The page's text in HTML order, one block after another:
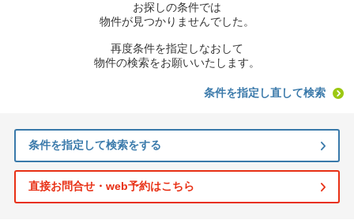
お探しの条件では
物件が見つかりませんでした。
再度条件を指定しなおして
物件の検索をお願いいたします。
条件を指定し直して検索
条件を指定して検索をする
直接お問合せ・web予約はこちら